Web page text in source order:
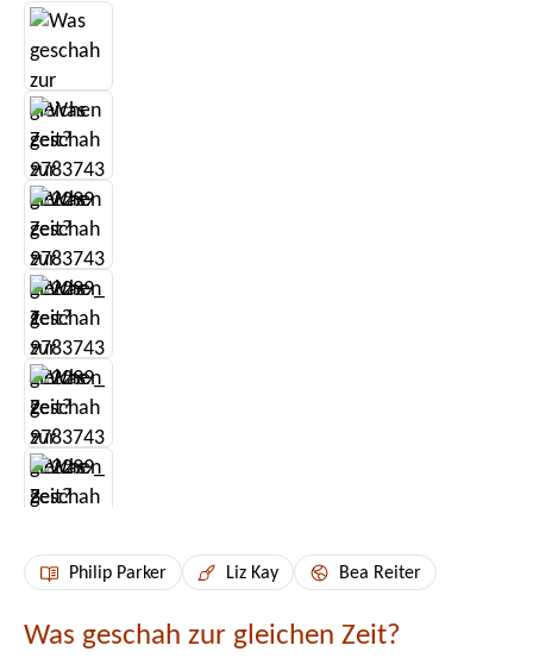
Philip Parker Liz Kay Bea Reiter
Was geschah zur gleichen Zeit?